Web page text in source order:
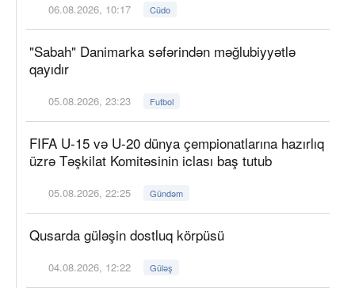
06.08.2026, 10:17 Cüdo
"Sabah" Danimarka səfərindən məğlubiyyətlə
qayıdır
05.08.2026, 23:23 Futbol
FIFA U-15 və U-20 dünya çempionatlarına hazırlıq
üzrə Təşkilat Komitəsinin iclası baş tutub
05.08.2026, 22:25 Gündəm
Qusarda güləşin dostluq körpüsü
04.08.2026, 12:22 Güləş